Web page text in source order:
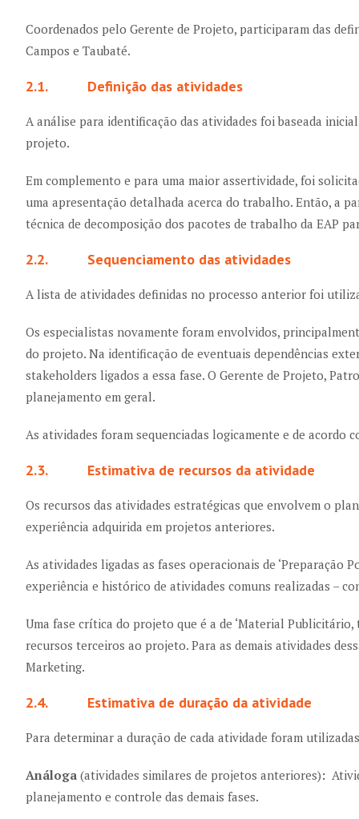
Coordenados pelo Gerente de Projeto, participaram das
Campos e Taubaté.
2.1. Definição das atividades
A análise para identificação das atividades foi baseada
projeto.
Em complemento e para uma maior assertividade, foi
uma apresentação detalhada acerca do trabalho. Então, a
técnica de decomposição dos pacotes de trabalho da EAP
2.2. Sequenciamento das atividades
A lista de atividades definidas no processo anterior foi
Os especialistas novamente foram envolvidos,
do projeto. Na identificação de eventuais dependências
stakeholders ligados a essa fase. O Gerente de Projeto,
planejamento em geral.
As atividades foram sequenciadas logicamente e de acordo
2.3. Estimativa de recursos da atividade
Os recursos das atividades estratégicas que envolvem o
experiência adquirida em projetos anteriores.
As atividades ligadas as fases operacionais de ‘Preparação
experiência e histórico de atividades comuns realizadas –
Uma fase crítica do projeto que é a de ‘Material
recursos terceiros ao projeto. Para as demais atividades
Marketing.
2.4. Estimativa de duração da atividade
Para determinar a duração de cada atividade foram
Análoga (atividades similares de projetos anteriores):
planejamento e controle das demais fases.